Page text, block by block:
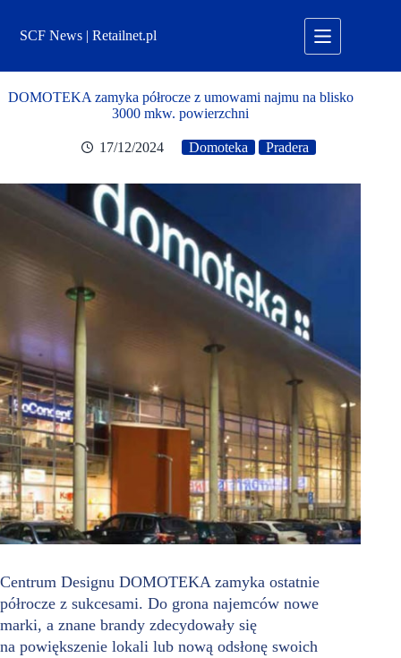
treściSCF News | Retailnet.pl
DOMOTEKA zamyka półrocze z umowami najmu na blisko
3000 mkw. powierzchni
17/12/2024 Domoteka Pradera
Centrum Designu DOMOTEKA zamyka ostatnie
półrocze z sukcesami. Do grona najemców nowe
marki, a znane brandy zdecydowały się
na powiększenie lokali lub nową odsłonę swoich